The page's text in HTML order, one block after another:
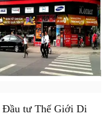
Đầu tư Thế Giới Di